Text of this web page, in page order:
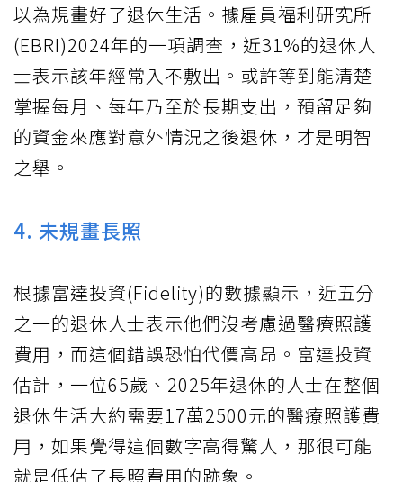
以為規畫好了退休生活。據雇員福利研究所
(EBRI)2024年的一項調查，近31%的退休人
士表示該年經常入不敷出。或許等到能清楚
掌握每月、每年乃至於長期支出，預留足夠
的資金來應對意外情況之後退休，才是明智
之舉。
4. 未規畫長照
根據富達投資(Fidelity)的數據顯示，近五分
之一的退休人士表示他們沒考慮過醫療照護
費用，而這個錯誤恐怕代價高昂。富達投資
估計，一位65歲、2025年退休的人士在整個
退休生活大約需要17萬2500元的醫療照護費
用，如果覺得這個數字高得驚人，那很可能
就是低估了長照費用的跡象。